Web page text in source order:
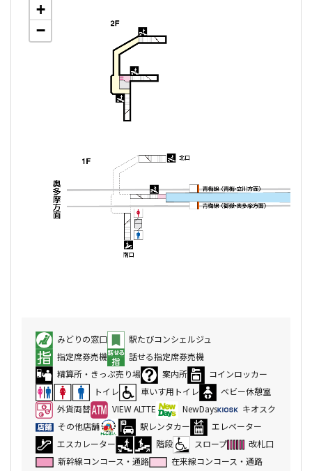
+
−
みどりの窓口
駅たびコンシェルジュ
指定席券売機
話せる指定席券売機
精算所・きっぷ売り場
案内所
コインロッカー
トイレ
車いす用トイレ
ベビー休憩室
外貨両替
VIEW ALTTE NewDays
キオスク
その他店舗
駅レンタカー
エレベーター
エスカレーター
階段 スロープ
改札口
新幹線コンコース・通路
在来線コンコース・通路